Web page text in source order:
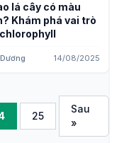
lá cây có màu
Khám phá vai trò
14/08/2025
25
Sau
»